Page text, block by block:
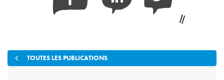
TOUTES LES PUBLICATIONS